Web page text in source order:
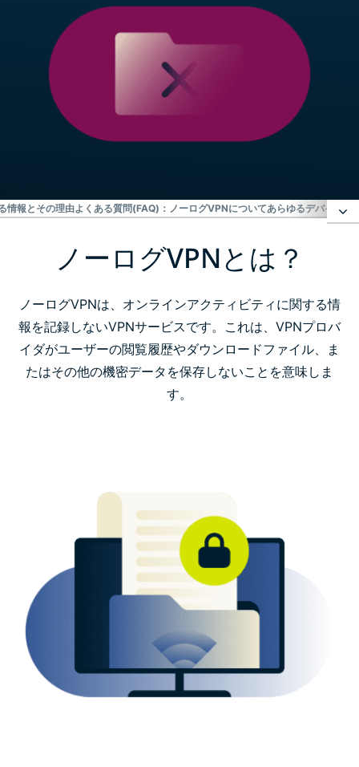
情報とその理由よくある質問(FAQ)：ノーログVPNについてあらゆるデバイスに
ノーログVPNとは？
ExpressVPN：信頼できるノーログVPN
ExpressVPNはログを記録しますか？
ExpressVPNが収集する情報とその理由
あらゆるデバイスにExpressVPNをダウンロード
VPN使用に関する詳細
接続ログとアクティビティログを保持しないVPNをお
探しですか？
ノーログVPNとは？
ノーログVPNは、オンラインアクティビティに関する情
報を記録しないVPNサービスです。これは、VPNプロバ
イダがユーザーの閲覧履歴やダウンロードファイル、ま
たはその他の機密データを保存しないことを意味しま
す。